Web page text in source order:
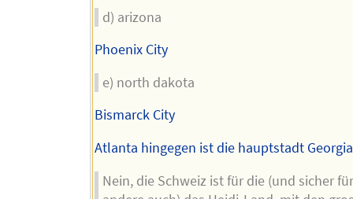
d) arizona
Phoenix City
e) north dakota
Bismarck City
Atlanta hingegen ist die hauptstadt
Nein, die Schweiz ist für die (und sicher